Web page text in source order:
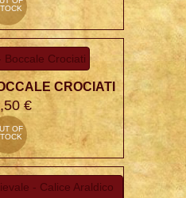
CROCIATI
€
OF